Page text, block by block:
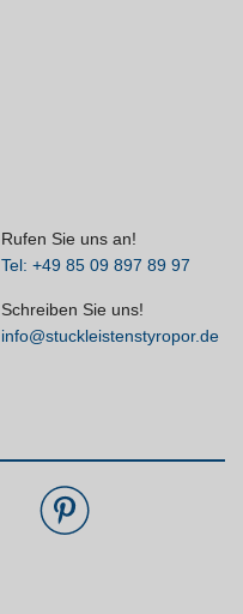
Rufen Sie uns an!
Tel: +49 85 09 897 89 97
Schreiben Sie uns!
info@stuckleistenstyropor.de